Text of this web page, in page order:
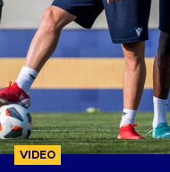
VIDEO